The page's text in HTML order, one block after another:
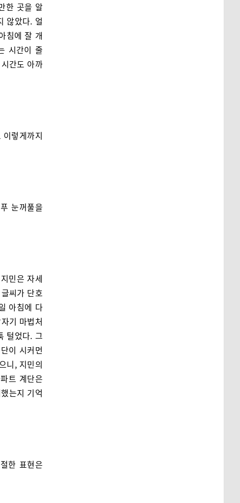
한 곳을 알
않았다. 얼
침에 잘 개
시간이 줄
간도 아까
렇게까지
눈꺼풀을
민은 자세
씨가 단호
아침에 다
기 마법처
털었다. 그
이 시커먼
니, 지민의
트 계단은
는지 기억
한 표현은